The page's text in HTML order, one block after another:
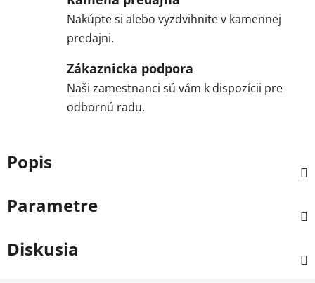
Nakúpte si alebo vyzdvihnite v kamennej
predajni.
Zákaznicka podpora
Naši zamestnanci sú vám k dispozícii pre
odbornú radu.
Popis
Parametre
Diskusia